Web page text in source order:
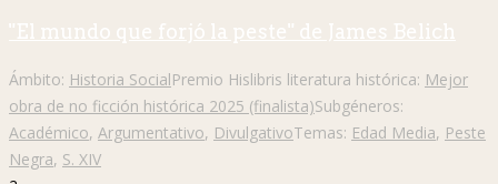
"El mundo que forjó la peste" de James Belich
Ámbito: Historia SocialPremio Hislibris literatura histórica: Mejor
obra de no ficción histórica 2025 (finalista)Subgéneros:
Académico, Argumentativo, DivulgativoTemas: Edad Media, Peste
Negra, S. XIV